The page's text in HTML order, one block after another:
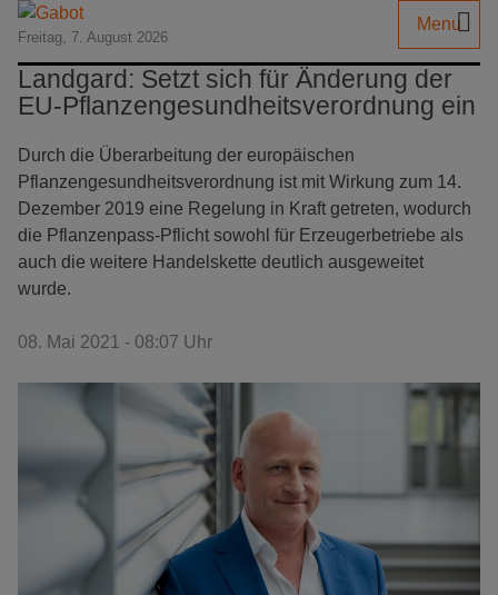
Freitag, 7. August 2026
Menu
Landgard: Setzt sich für Änderung der
EU-Pflanzengesundheitsverordnung ein
Durch die Überarbeitung der europäischen
Pflanzengesundheitsverordnung ist mit Wirkung zum 14.
Dezember 2019 eine Regelung in Kraft getreten, wodurch
die Pflanzenpass-Pflicht sowohl für Erzeugerbetriebe als
auch die weitere Handelskette deutlich ausgeweitet
wurde.
08. Mai 2021 - 08:07 Uhr